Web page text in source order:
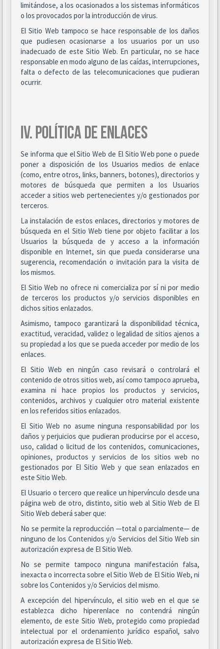
limitándose, a los ocasionados a los sistemas informáticos
o los provocados por la introducción de virus.
El Sitio Web tampoco se hace responsable de los daños
que pudiesen ocasionarse a los usuarios por un uso
inadecuado de este Sitio Web. En particular, no se hace
responsable en modo alguno de las caídas, interrupciones,
falta o defecto de las telecomunicaciones que pudieran
ocurrir.
IV. POLÍTICA DE ENLACES
Se informa que el Sitio Web de El Sitio Web pone o puede
poner a disposición de los Usuarios medios de enlace
(como, entre otros, links, banners, botones), directorios y
motores de búsqueda que permiten a los Usuarios
acceder a sitios web pertenecientes y/o gestionados por
terceros.
La instalación de estos enlaces, directorios y motores de
búsqueda en el Sitio Web tiene por objeto facilitar a los
Usuarios la búsqueda de y acceso a la información
disponible en Internet, sin que pueda considerarse una
sugerencia, recomendación o invitación para la visita de
los mismos.
El Sitio Web no ofrece ni comercializa por sí ni por medio
de terceros los productos y/o servicios disponibles en
dichos sitios enlazados.
Asimismo, tampoco garantizará la disponibilidad técnica,
exactitud, veracidad, validez o legalidad de sitios ajenos a
su propiedad a los que se pueda acceder por medio de los
enlaces.
El Sitio Web en ningún caso revisará o controlará el
contenido de otros sitios web, así como tampoco aprueba,
examina ni hace propios los productos y servicios,
contenidos, archivos y cualquier otro material existente
en los referidos sitios enlazados.
El Sitio Web no asume ninguna responsabilidad por los
daños y perjuicios que pudieran producirse por el acceso,
uso, calidad o licitud de los contenidos, comunicaciones,
opiniones, productos y servicios de los sitios web no
gestionados por El Sitio Web y que sean enlazados en
este Sitio Web.
El Usuario o tercero que realice un hipervínculo desde una
página web de otro, distinto, sitio web al Sitio Web de El
Sitio Web deberá saber que:
No se permite la reproducción —total o parcialmente— de
ninguno de los Contenidos y/o Servicios del Sitio Web sin
autorización expresa de El Sitio Web.
No se permite tampoco ninguna manifestación falsa,
inexacta o incorrecta sobre el Sitio Web de El Sitio Web, ni
sobre los Contenidos y/o Servicios del mismo.
A excepción del hipervínculo, el sitio web en el que se
establezca dicho hiperenlace no contendrá ningún
elemento, de este Sitio Web, protegido como propiedad
intelectual por el ordenamiento jurídico español, salvo
autorización expresa de El Sitio Web.